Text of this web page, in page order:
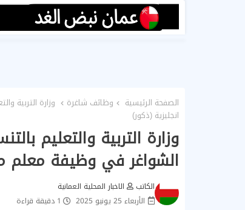
الصفحة الرئيسية وظائف شاغرة
وزارة التربية
انجليزية (ذكور)
وزارة التربية والتعليم
الشواغر في وظيفة معلم
الكاتب
الاخبار المحلية العمانية
الأربعاء 25 يونيو 2025
1 دقيقة قراءة